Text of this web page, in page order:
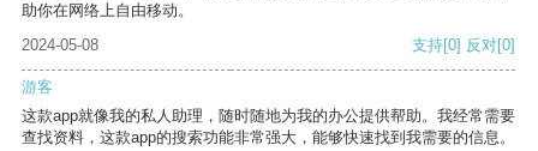
助你在网络上自由移动。
2024-05-08
支持[0] 反对[0]
游客
这款app就像我的私人助理，随时随地为我的办公提供帮助。我经常需要
查找资料，这款app的搜索功能非常强大，能够快速找到我需要的信息。